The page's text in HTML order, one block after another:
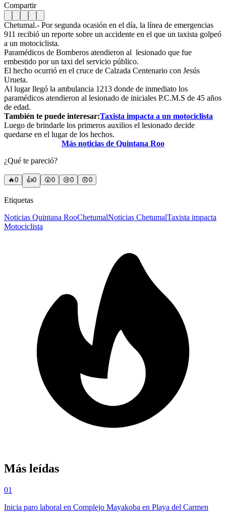
Compartir
Chetumal.- Por segunda ocasión en el día, la línea de emergencias
911 recibió un reporte sobre un accidente en el que un taxista golpeó
a un motociclista.
Paramédicos de Bomberos atendieron al lesionado que fue
embestido por un taxi del servicio público.
El hecho ocurrió en el cruce de Calzada Centenario con Jesús
Urueta.
Al lugar llegó la ambulancia 1213 donde de inmediato los
paramédicos atendieron al lesionado de iniciales P.C.M.S de 45 años
de edad.
También te puede interesar:Taxista impacta a un motociclista
Luego de brindarle los primeros auxilios el lesionado decide
quedarse en el lugar de los hechos.
Más noticias de Quintana Roo
¿Qué te pareció?
🔥0 👍0 😲0 😢0 😠0
Etiquetas
Noticias Quintana RooChetumalNoticias ChetumalTaxista impacta
Motociclista
Más leídas
01
Inicia paro laboral en Complejo Mayakoba en Playa del Carmen